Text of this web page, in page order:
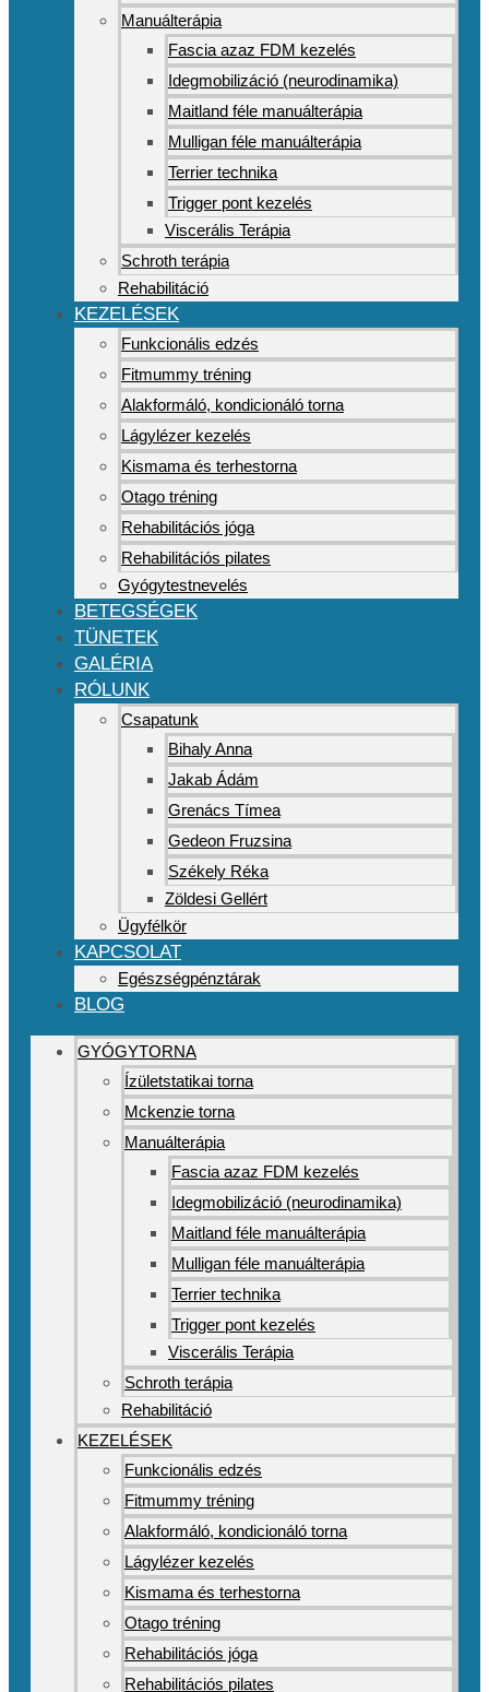
Manuálterápia
Fascia azaz FDM kezelés
Idegmobilizáció (neurodinamika)
Maitland féle manuálterápia
Mulligan féle manuálterápia
Terrier technika
Trigger pont kezelés
Viscerális Terápia
Schroth terápia
Rehabilitáció
KEZELÉSEK
Funkcionális edzés
Fitmummy tréning
Alakformáló, kondicionáló torna
Lágylézer kezelés
Kismama és terhestorna
Otago tréning
Rehabilitációs jóga
Rehabilitációs pilates
Gyógytestnevelés
BETEGSÉGEK
TÜNETEK
GALÉRIA
RÓLUNK
Csapatunk
Bihaly Anna
Jakab Ádám
Grenács Tímea
Gedeon Fruzsina
Székely Réka
Zöldesi Gellért
Ügyfélkör
KAPCSOLAT
Egészségpénztárak
BLOG
GYÓGYTORNA
Ízületstatikai torna
Mckenzie torna
Manuálterápia
Fascia azaz FDM kezelés
Idegmobilizáció (neurodinamika)
Maitland féle manuálterápia
Mulligan féle manuálterápia
Terrier technika
Trigger pont kezelés
Viscerális Terápia
Schroth terápia
Rehabilitáció
KEZELÉSEK
Funkcionális edzés
Fitmummy tréning
Alakformáló, kondicionáló torna
Lágylézer kezelés
Kismama és terhestorna
Otago tréning
Rehabilitációs jóga
Rehabilitációs pilates